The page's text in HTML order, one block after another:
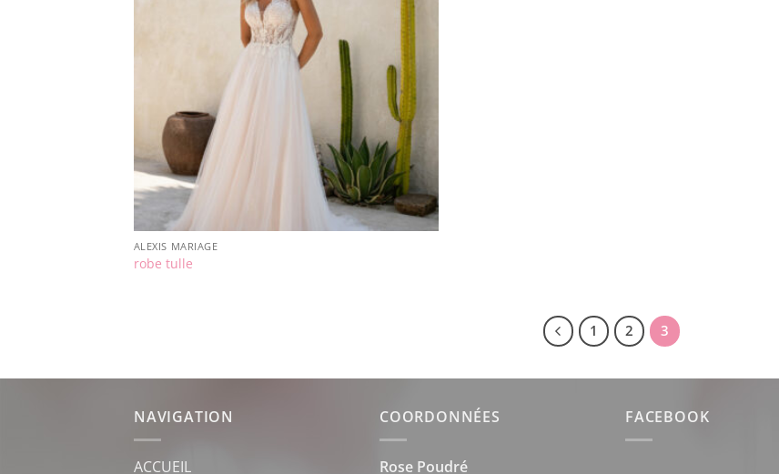
ALEXIS MARIAGE
robe tulle
1 2 3
NAVIGATION
ACCUEIL
COORDONNÉES
Rose Poudré
FACEBOOK